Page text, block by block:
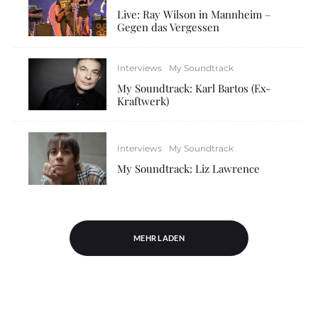
Live: Ray Wilson in Mannheim –
Gegen das Vergessen
Interviews My Soundtrack
My Soundtrack: Karl Bartos (Ex-
Kraftwerk)
Interviews My Soundtrack
My Soundtrack: Liz Lawrence
MEHR LADEN